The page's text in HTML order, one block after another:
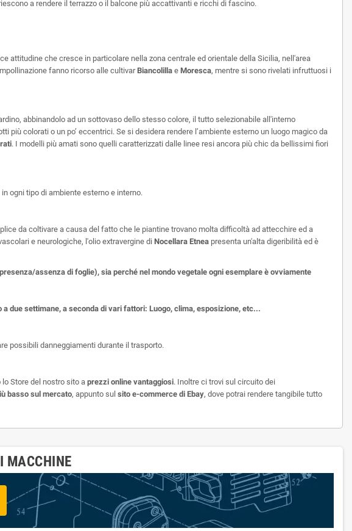
a rendere il terrazzo o il balcone più accattivanti e ricchi di fascino.
attitudine che cresce in particolare nella zona centrale ed orientale della Sicilia, nell'area
fanno ricorso alle cultivarBiancolilla e Moresca, mentre si sono rivelati infruttuosi i
abbinandolo ad un sottovaso dello stesso colore, il tutto selezionabile all'interno
più colorati o un po’ eccentrici. Se si desidera rendere l’ambiente esterno un luogo magico da
. I modelli più amati sono quelli caratterizzati dalle linee resi ancora più chic da bellissimi fiori
ogni tipo di ambiente esterno e interno.
da coltivare a causa del fatto che le piantine trovano molta difficoltà ad attecchire ed a
e neurologiche, l'olio extravergine di Nocellara Etnea presenta un'alta digeribilità ed è
assenza di foglie), sia perché nel mondo vegetale ogni esemplare è ovviamente
due settimane, a seconda di vari fattori: Luogo, clima, esposizione, etc...
possibili danneggiamenti durante il trasporto.
Store del nostro sito a prezzi online vantaggiosi. Inoltre ci trovi sul circuito dei
basso sul mercato, appunto sul sito e-commerce di Ebay, dove potrai rendere tangibile tutto
MACCHINE